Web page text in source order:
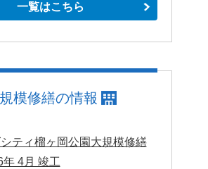
一覧はこちら
模修繕の情報
ティ榴ヶ岡公園大規模修繕
4月 竣工